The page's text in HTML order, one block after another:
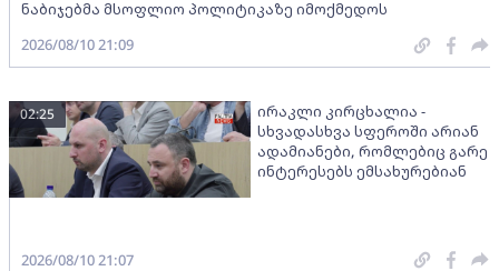
ნაბიჯებმა მსოფლიო პოლიტიკაზე იმოქმედოს
2026/08/10 21:09
ირაკლი კირცხალია -
სხვადასხვა სფეროში არიან
ადამიანები, რომლებიც გარე
ინტერესებს ემსახურებიან
02:25
2026/08/10 21:07